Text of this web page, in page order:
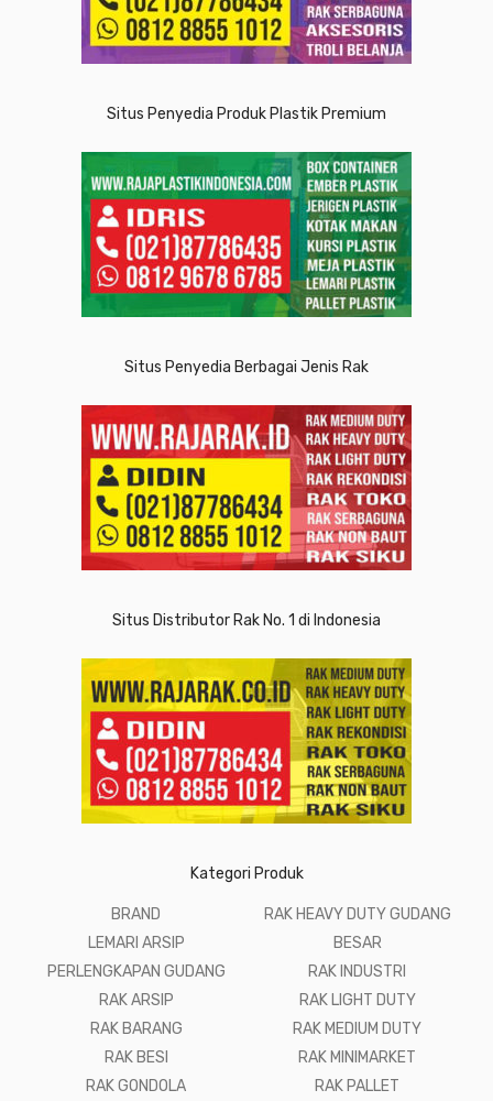
Situs Penyedia Produk Plastik Premium
Situs Penyedia Berbagai Jenis Rak
Situs Distributor Rak No. 1 di Indonesia
Kategori Produk
BRAND
LEMARI ARSIP
PERLENGKAPAN GUDANG
RAK ARSIP
RAK BARANG
RAK BESI
RAK GONDOLA
RAK HEAVY DUTY GUDANG
BESAR
RAK INDUSTRI
RAK LIGHT DUTY
RAK MEDIUM DUTY
RAK MINIMARKET
RAK PALLET